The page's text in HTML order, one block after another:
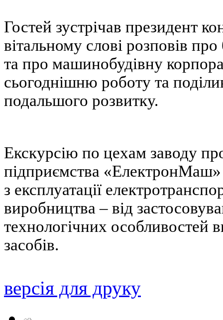
Гостей зустрічав президент
вітальному слові розповів
та про машинобудівну
сьогоднішню роботу та
подальшого розвитку.
Екскурсію по цехам заводу
підприємства «ЕлектронМаш»
з експлуатації
виробництва – від
технологічних особливостей
засобів.
версія для друку